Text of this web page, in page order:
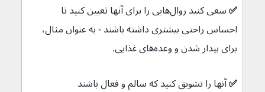
✅
سعی کنید روال‌هایی را برای آنها تعیین کنید تا
احساس راحتی بیشتری داشته باشند - به عنوان مثال،
برای بیدار شدن و وعده‌های غذایی.
✅ آنها را تشویق کنید که سالم و فعال باشند